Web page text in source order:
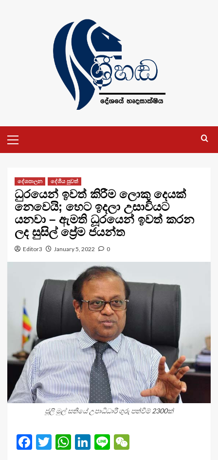
Menu
දේශපාලන දේශීය පුවත්
ධුරයෙන් ඉවත් කිරීම ලොකු දෙයක්
නෙවෙයි; හෙට ඉදලා උසාවියට
යනවා – ඇමති ධූරයෙන් ඉවත් කරන
ලද සුසිල් ප්‍රේම ජයන්ත
Editor3 January 5, 2022 0
ජූලි මුල් සතියේ උපාධිධාරී ගුරු පත්වීම් 2300ක්
Facebook
Twitter
WhatsApp
LinkedIn
Line